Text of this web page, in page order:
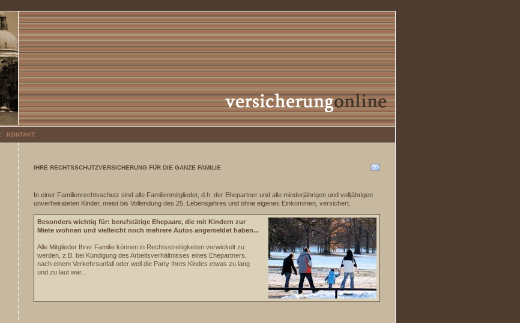
KONTAKT
IHRE RECHTSSCHUTZVERSICHERUNG FÜR DIE GANZE FAMILIE
In einer Familienrechtsschutz sind alle Familienmitglieder, d.h. der Ehepartner und alle minderjährigen und volljährigen
unverheirateten Kinder, meist bis Vollendung des 25. Lebensjahres und ohne eigenes Einkommen, versichert.
Besonders wichtig für: berufstätige Ehepaare, die mit Kindern zur
Miete wohnen und vielleicht noch mehrere Autos angemeldet haben...
Alle Mitglieder Ihrer Familie können in Rechtsstreitigkeiten verwickelt zu
werden, z.B. bei Kündigung des Arbeitsverhältnisses eines Ehepartners,
nach einem Verkehrsunfall oder weil die Party Ihres Kindes etwas zu lang
und zu laut war...